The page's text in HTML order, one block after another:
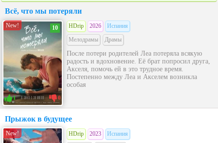
Всё, что мы потеряли
New! 10
1 0
HDrip 2026
Испания
Мелодрамы
Драмы
После потери родителей Леа потеряла всякую
радость и вдохновение. Её брат попросил друга,
Акселя, помочь ей в это трудное время.
Постепенно между Леа и Акселем возникла
особая
Прыжок в будущее
New! HDrip 2023
Испания